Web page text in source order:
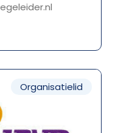
Organisatielid